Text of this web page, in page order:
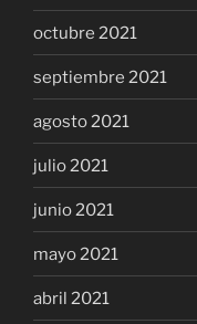
octubre 2021
septiembre 2021
agosto 2021
julio 2021
junio 2021
mayo 2021
abril 2021